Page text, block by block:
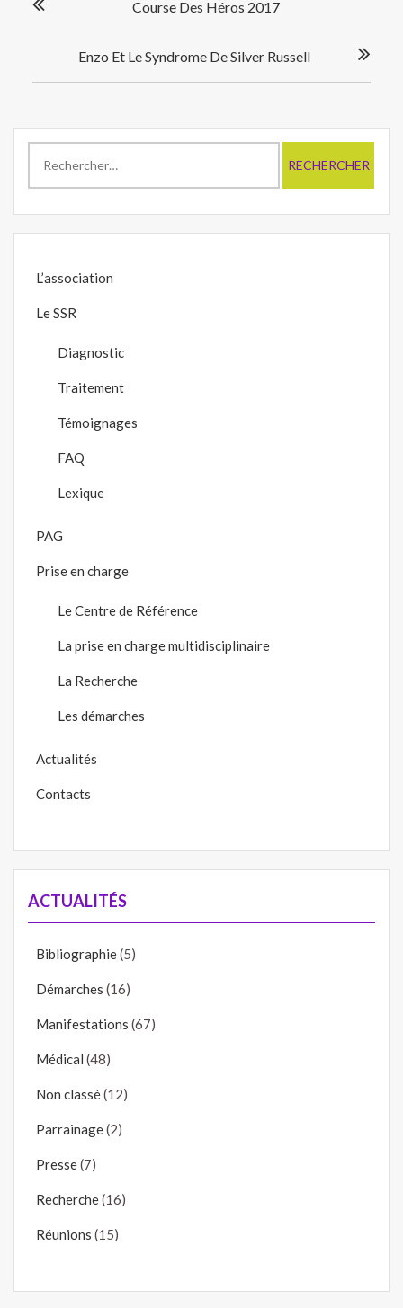
de
Course Des Héros 2017
Enzo Et Le Syndrome De Silver Russell
L’association
Le SSR
Diagnostic
Traitement
Témoignages
FAQ
Lexique
PAG
Prise en charge
Le Centre de Référence
La prise en charge multidisciplinaire
La Recherche
Les démarches
Actualités
Contacts
ACTUALITÉS
Bibliographie(5)
Démarches (16)
Manifestations (67)
Médical (48)
Non classé(12)
Parrainage(2)
Presse(7)
Recherche(16)
Réunions (15)